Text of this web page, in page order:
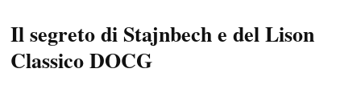
Il segreto di Stajnbech e del Lison
Classico DOCG